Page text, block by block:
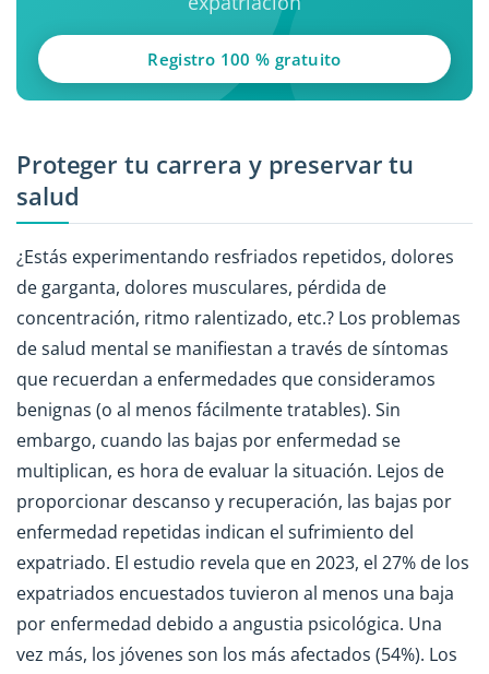
Registro 100 % gratuito
Proteger tu carrera y preservar tu
salud
¿Estás experimentando resfriados repetidos, dolores
de garganta, dolores musculares, pérdida de
concentración, ritmo ralentizado, etc.? Los problemas
de salud mental se manifiestan a través de síntomas
que recuerdan a enfermedades que consideramos
benignas (o al menos fácilmente tratables). Sin
embargo, cuando las bajas por enfermedad se
multiplican, es hora de evaluar la situación. Lejos de
proporcionar descanso y recuperación, las bajas por
enfermedad repetidas indican el sufrimiento del
expatriado. El estudio revela que en 2023, el 27% de los
expatriados encuestados tuvieron al menos una baja
por enfermedad debido a angustia psicológica. Una
vez más, los jóvenes son los más afectados (54%). Los